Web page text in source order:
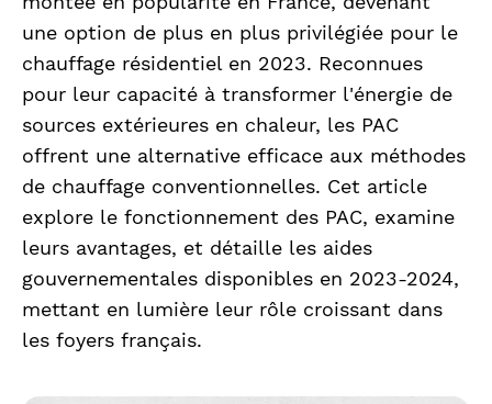
une option de plus en plus privilégiée pour le
chauffage résidentiel en 2023. Reconnues
pour leur capacité à transformer l'énergie de
sources extérieures en chaleur, les PAC
offrent une alternative efficace aux méthodes
de chauffage conventionnelles. Cet article
explore le fonctionnement des PAC, examine
leurs avantages, et détaille les aides
gouvernementales disponibles en 2023-2024,
mettant en lumière leur rôle croissant dans
les foyers français.